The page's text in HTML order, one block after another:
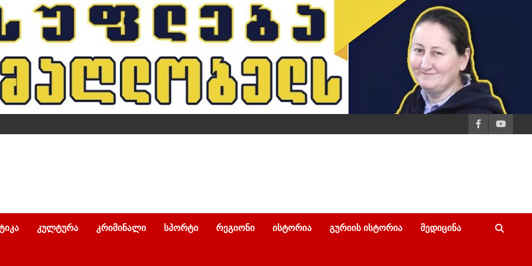
ᲙᲣᲚᲢᲣᲠᲐ ᲙᲠᲘᲛᲘᲜᲐᲚᲘ ᲡᲞᲝᲠᲢᲘ ᲠᲔᲒᲘᲝᲜᲘ ᲘᲡᲢᲝᲠᲘᲐ ᲒᲣᲠᲘᲘᲡ ᲘᲡᲢᲝᲠᲘᲐ ᲛᲔᲓᲘᲪᲘᲜᲐ